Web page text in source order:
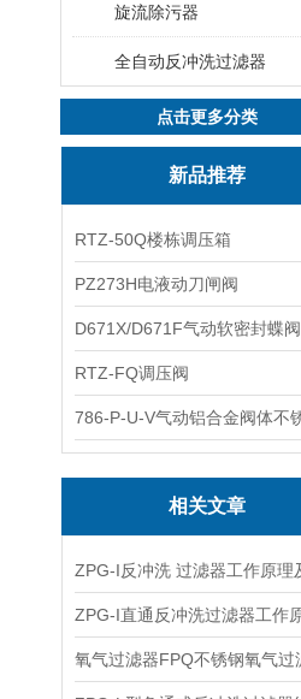
旋流除污器
全自动反冲洗过滤器
点击更多分类
新品推荐
RTZ-50Q楼栋调压箱
PZ273H电液动刀闸阀
D671X/D671F气动软密封蝶阀
RTZ-FQ调压阀
相关文章